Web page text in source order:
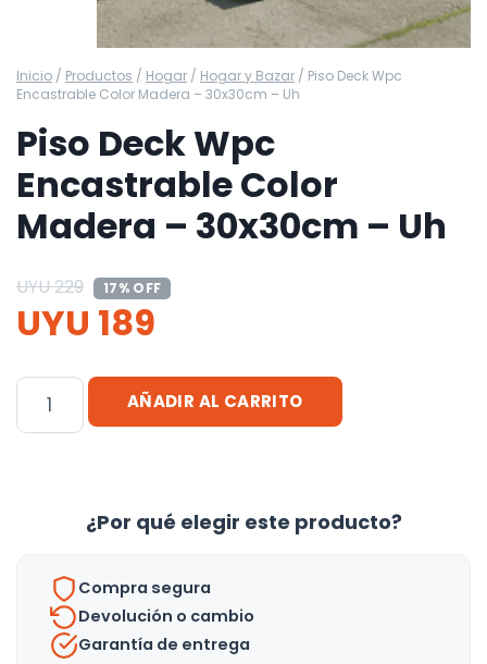
Inicio / Productos / Hogar / Hogar y Bazar / Piso Deck Wpc
Encastrable Color Madera – 30x30cm – Uh
Piso Deck Wpc
Encastrable Color
Madera – 30x30cm – Uh
UYU229 17% OFF
UYU 189
Piso
Deck
Madera
30x30cm
AÑADIR AL CARRITO
¿Por qué elegir este producto?
Compra segura
Devolución o cambio
Garantía de entrega